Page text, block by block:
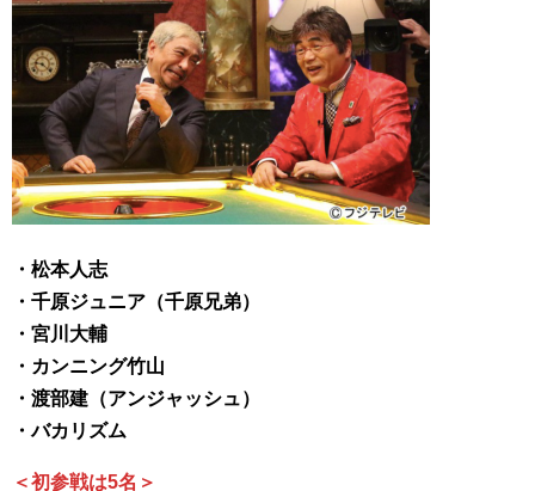
・松本人志
・千原ジュニア（千原兄弟）
・宮川大輔
・カンニング竹山
・渡部建（アンジャッシュ）
・バカリズム
＜初参戦は5名＞